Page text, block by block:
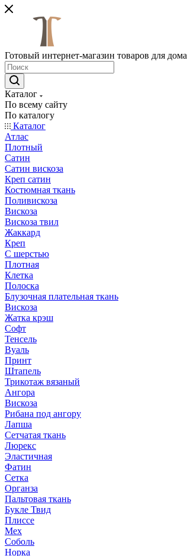
Готовый интернет-магазин товаров для дома
Каталог
По всему сайту
По каталогу
Каталог
Атлас
Плотный
Сатин
Сатин вискоза
Креп сатин
Костюмная ткань
Поливискоза
Вискоза
Вискоза твил
Жаккард
Креп
С шерстью
Плотная
Клетка
Полоска
Блузочная плательная ткань
Вискоза
Жатка крэш
Софт
Тенсель
Вуаль
Принт
Штапель
Трикотаж вязаный
Ангора
Вискоза
Рибана под ангору
Лапша
Сетчатая ткань
Люрекс
Эластичная
Фатин
Сетка
Органза
Пальтовая ткань
Букле Твид
Плиссе
Мех
Соболь
Норка